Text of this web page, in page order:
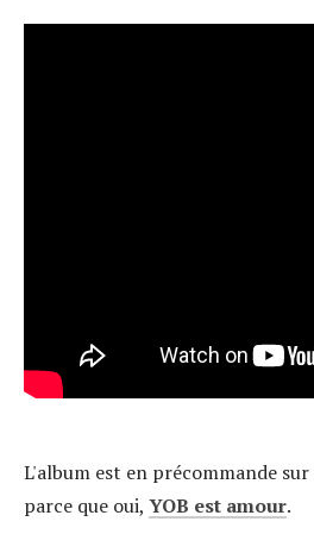
L'album est en précommande
parce que oui, YOB est amour.